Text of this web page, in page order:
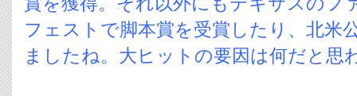
フェストで脚本賞を受賞したり、北米
ましたね。大ヒットの要因は何だと思